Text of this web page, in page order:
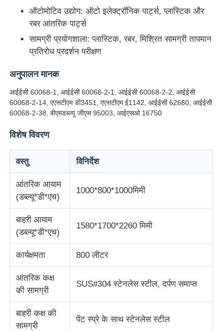
फैक्टरी यात्रा
हमसे संपर्क करें
प्रयोगशाला परीक्षण उपकरण
पर्यावरण परीक्षण कक्ष
सार्वभौमिक परीक्षण मशीन
प्रभाव परीक्षण मशीन
घर्षण परीक्षण मशीन
रबर परीक्षण उपकरण
ऑटोमोटिव उद्योग: ऑटो इलेक्ट्रॉनिक पार्ट्स, प्लास्टिक और
रबर आंतरिक पार्ट्स
सामग्री प्रयोगशाला: प्लास्टिक, रबर, मिश्रित सामग्री तापमान
प्रतिरोध प्रदर्शन परीक्षण
अनुपालन मानक
आईईसी 60068-1, आईईसी 60068-2-1, आईईसी 60068-2-2, आईईसी
60068-2-14, एएसटीएम डी3451, एएसटीएम ई1142, आईईसी 62660, आईईसी
60068-2-38, बीएमडब्ल्यू जीएस 95003, आईएसओ 16750
विशेष विवरण
वस्तु विनिर्देश
आंतरिक आयाम
(डब्ल्यू*डी*एच)
1000*800*1000मिमी
बाहरी आयाम
(डब्ल्यू*डी*एच)
1580*1700*2260 मिमी
कार्यक्षमता 800 लीटर
आंतरिक कक्ष
की सामग्री
SUS#304 स्टेनलेस स्टील, दर्पण समाप्त
बाहरी कक्ष की
सामग्री
पेंट स्प्रे के साथ स्टेनलेस स्टील